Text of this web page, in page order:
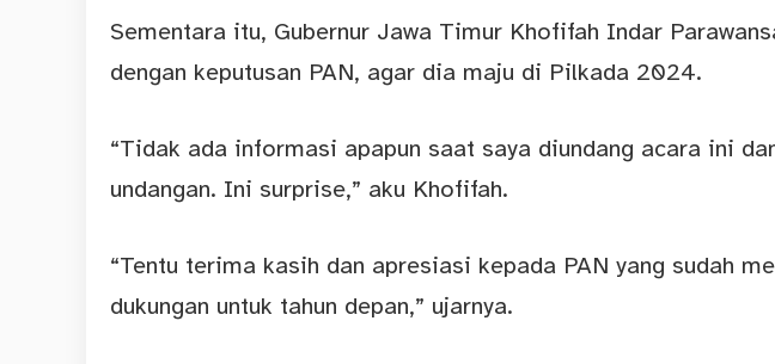
Sementara itu, Gubernur Jawa Timur Khofifah Indar
dengan keputusan PAN, agar dia maju di Pilkada 2024.
“Tidak ada informasi apapun saat saya diundang acara ini
undangan. Ini surprise,” aku Khofifah.
“Tentu terima kasih dan apresiasi kepada PAN yang sudah
dukungan untuk tahun depan,” ujarnya.